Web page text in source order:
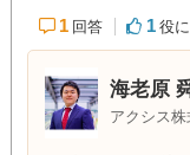
1 回答 1 役
海老原
アクシス株